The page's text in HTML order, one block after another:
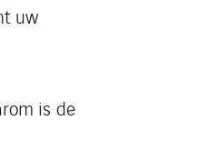
uw
is de